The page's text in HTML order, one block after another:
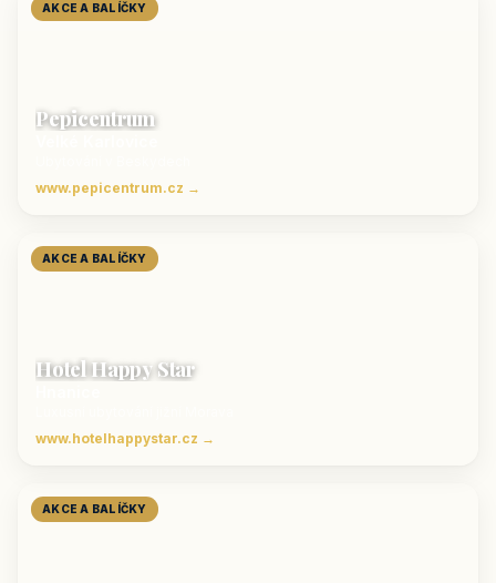
AKCE A BALÍČKY
Pepicentrum
www.pepicentrum.cz →
AKCE A BALÍČKY
Hotel Happy Star
www.hotelhappystar.cz →
AKCE A BALÍČKY